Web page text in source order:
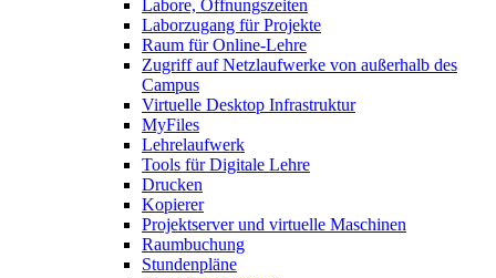
Labore, Öffnungszeiten
Laborzugang für Projekte
Raum für Online-Lehre
Zugriff auf Netzlaufwerke von außerhalb des
Campus
Virtuelle Desktop Infrastruktur
MyFiles
Lehrelaufwerk
Tools für Digitale Lehre
Drucken
Kopierer
Projektserver und virtuelle Maschinen
Raumbuchung
Stundenpläne